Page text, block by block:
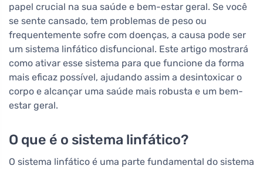
papel crucial na sua saúde e bem-estar geral. Se você
se sente cansado, tem problemas de peso ou
frequentemente sofre com doenças, a causa pode ser
um sistema linfático disfuncional. Este artigo mostrará
como ativar esse sistema para que funcione da forma
mais eficaz possível, ajudando assim a desintoxicar o
corpo e alcançar uma saúde mais robusta e um bem-
estar geral.
O que é o sistema linfático?
O sistema linfático é uma parte fundamental do sistema